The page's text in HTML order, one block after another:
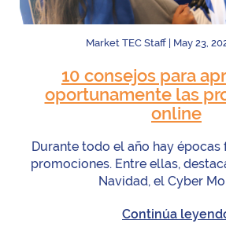
Market TEC Staff | May 23,
10 consejos para
oportunamente las
online
Durante todo el año hay épocas
promociones. Entre ellas,
Navidad, el Cyber
Continúa